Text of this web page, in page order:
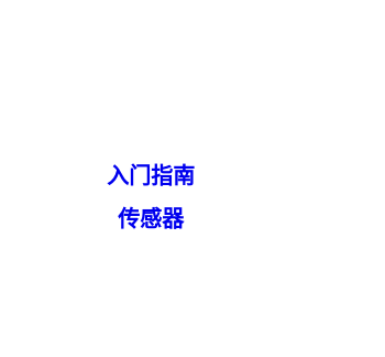
入门指南
传感器